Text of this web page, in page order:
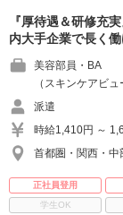
『厚待遇＆研修充
内大手企業で長く
美容部員・BA
（スキンケアビ
派遣
時給1,410円 ～
首都圏・関西・中
正社員登用
学生OK